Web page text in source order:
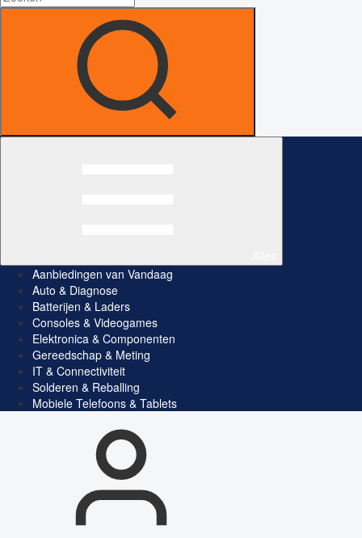
Aanbiedingen van Vandaag
Auto & Diagnose
Batterijen & Laders
Consoles & Videogames
Elektronica & Componenten
Gereedschap & Meting
IT & Connectiviteit
Solderen & Reballing
Mobiele Telefoons & Tablets